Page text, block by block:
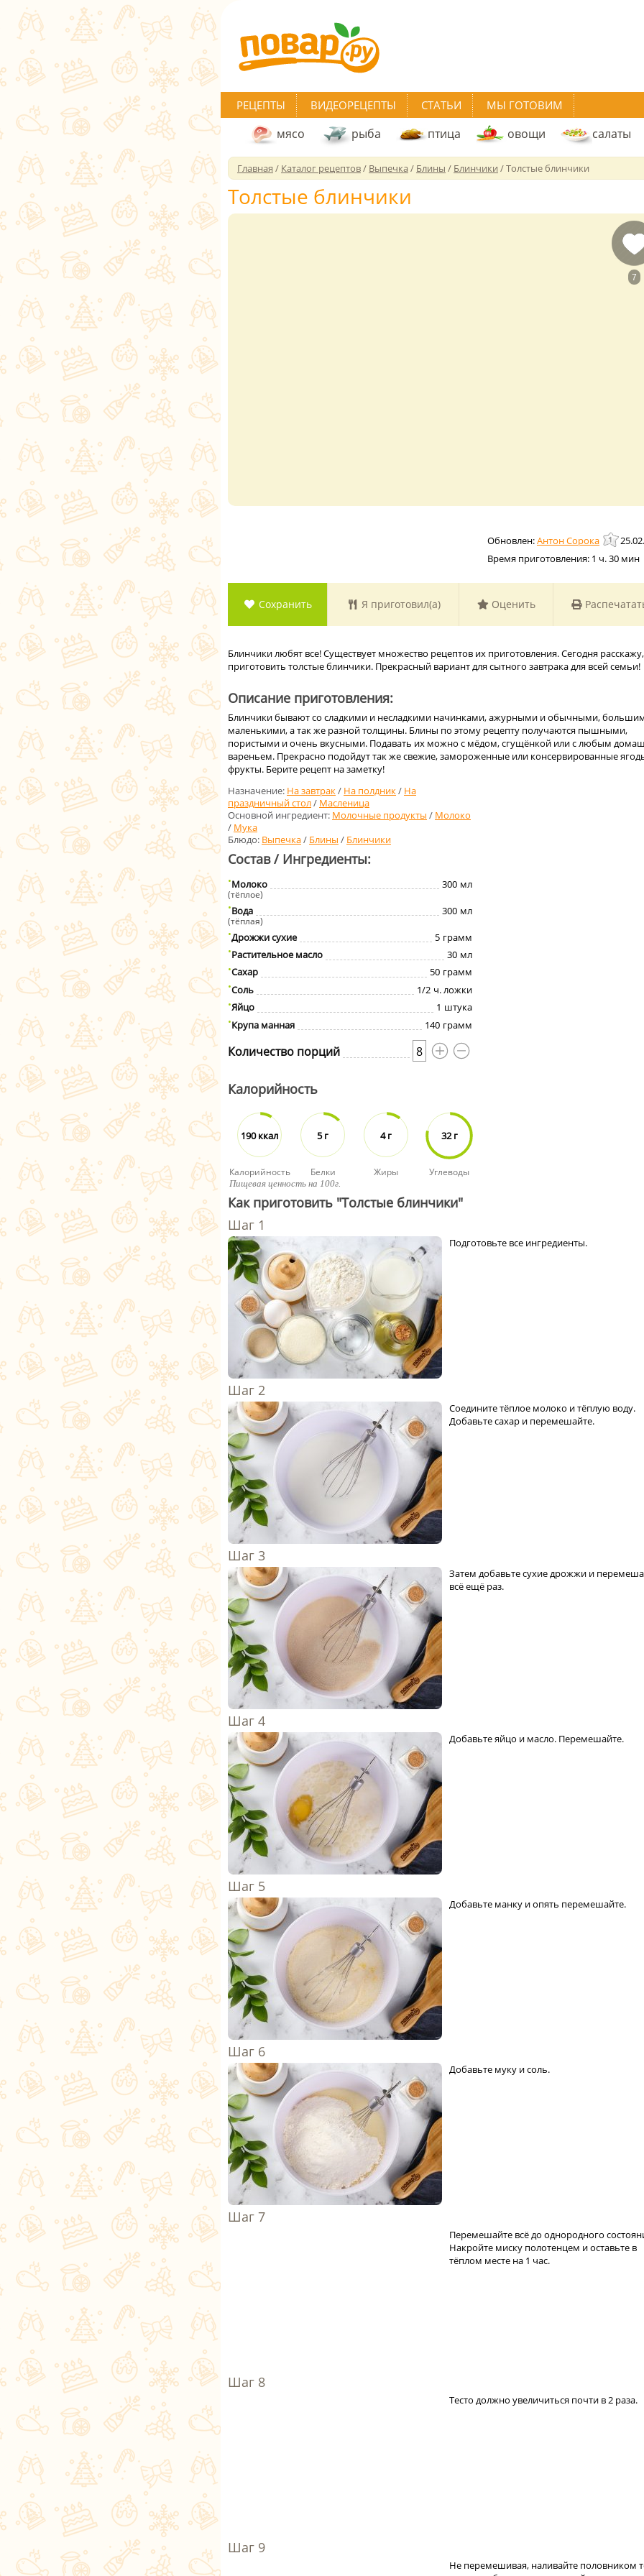
РЕЦЕПТЫ ВИДЕОРЕЦЕПТЫ СТАТЬИ МЫ ГОТОВИМ
мясо рыба птица овощи салаты
Главная / Каталог рецептов/ Выпечка/ Блины / Блинчики /Толстые блинчики
Толстые блинчики
7
Антон Сорока
Время приготовления: 1 ч. 30 мин
Сохранить Я приготовил(а) Оценить
Блинчики любят все! Существует множество рецептов их приготовления. Сегодня
приготовить толстые блинчики. Прекрасный вариант для сытного завтрака для всей семьи!
Описание приготовления:
Блинчики бывают со сладкими и несладкими начинками, ажурными и обычными,
маленькими, а так же разной толщины. Блины по этому рецепту получаются пышными,
пористыми и очень вкусными. Подавать их можно с мёдом, сгущёнкой или с любым
вареньем. Прекрасно подойдут так же свежие, замороженные или консервированные
фрукты. Берите рецепт на заметку!
Назначение: На завтрак/ На полдник/ На
праздничный стол/ Масленица
Основной ингредиент: Молочные продукты / Молоко
/ Мука
Блюдо: Выпечка/ Блины / Блинчики
Состав / Ингредиенты:
Молоко 300 мл
(тёплое)
Вода 300 мл
(тёплая)
Дрожжи сухие 5 грамм
Растительное масло
30 мл
Сахар
50 грамм
Соль
1/2 ч. ложки
Яйцо
1 штука
Крупа манная
140 грамм
Количество порций 8
Калорийность
190 ккал
Калорийность
5 г
Белки
4 г
Жиры
32 г
Углеводы
Пищевая ценность на 100г.
Как приготовить "Толстые блинчики"
Подготовьте все ингредиенты.
Соедините тёплое молоко и тёплую воду.
Добавьте сахар и перемешайте.
Затем добавьте сухие дрожжи и
всё ещё раз.
Добавьте яйцо и масло. Перемешайте.
Добавьте манку и опять перемешайте.
Добавьте муку и соль.
Перемешайте всё до однородного
Накройте миску полотенцем и оставьте в
тёплом месте на 1 час.
Тесто должно увеличиться почти в 2 раза.
Не перемешивая, наливайте половником